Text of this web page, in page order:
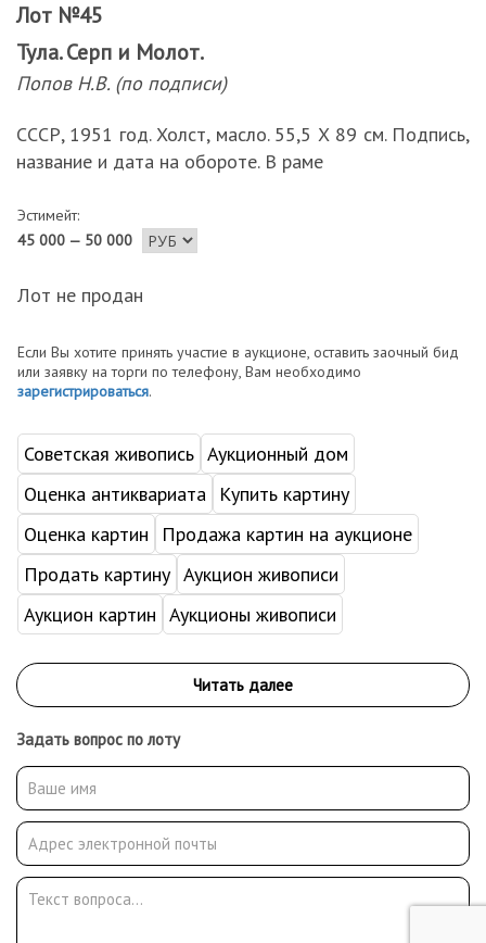
Лот №45
Тула. Серп и Молот.
Попов Н.В. (по подписи)
СССР, 1951 год. Холст, масло. 55,5 Х 89 см. Подпись,
название и дата на обороте. В раме
Эстимейт:
45 000 — 50 000
Лот не продан
Если Вы хотите принять участие в аукционе, оставить заочный бид
или заявку на торги по телефону, Вам необходимо
зарегистрироваться.
Советская живопись Аукционный дом
Оценка антиквариата
Купить картину
Оценка картин
Продажа картин на аукционе
Продать картину Аукцион живописи
Аукцион картин Аукционы живописи
Задать вопрос по лоту